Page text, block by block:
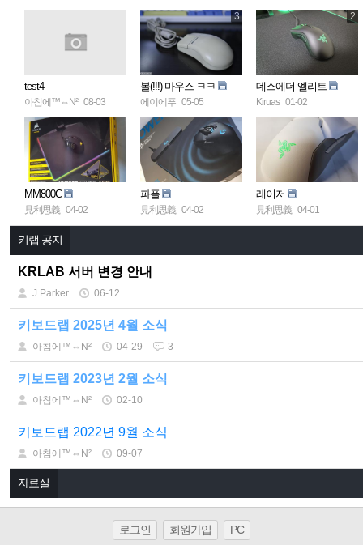
test4
아침에™⇔N² 08-03
3
볼(!!!) 마우스 ㅋㅋ
에이에푸 05-05
2
데스에더 엘리트
Kiruas 01-02
MM800C
見利思義 04-02
파플
見利思義 04-02
레이저
見利思義 04-01
키랩 공지
KRLAB 서버 변경 안내
J.Parker 06-12
키보드랩 2025년 4월 소식
아침에™⇔N² 04-29 3
키보드랩 2023년 2월 소식
아침에™⇔N² 02-10
키보드랩 2022년 9월 소식
아침에™⇔N² 09-07
자료실
로그인 회원가입 PC